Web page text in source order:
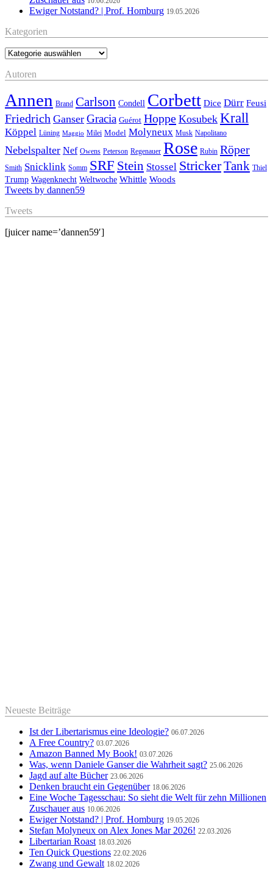
Ewiger Notstand? | Prof. Homburg 19.05.2026
Kategorien
Kategorien
Autoren
Annen Brand Carlson Condell Corbett Dice Dürr Feusi
Friedrich Ganser Gracia Guérot Hoppe Kosubek Krall
Köppel Lüning Maggio Milei Model Molyneux Musk Napolitano
Nebelspalter Nef Owens Peterson Regenauer Rose Rubin Röper
Smith Snicklink Somm SRF Stein Stossel StrickerTank Thiel
Trump Wagenknecht Weltwoche Whittle Woods
Tweets by dannen59
Tweets
[juicer name=’dannen59′]
Neueste Beiträge
Ist der Libertarismus eine Ideologie? 06.07.2026
A Free Country? 03.07.2026
Amazon Banned My Book! 03.07.2026
Was, wenn Daniele Ganser die Wahrheit sagt? 25.06.2026
Jagd auf alte Bücher 23.06.2026
Denken braucht ein Gegenüber 18.06.2026
Eine Woche Tagesschau: So sieht die Welt für zehn Millionen
Zuschauer aus 10.06.2026
Ewiger Notstand? | Prof. Homburg 19.05.2026
Stefan Molyneux on Alex Jones Mar 2026! 22.03.2026
Libertarian Roast 18.03.2026
Ten Quick Questions 22.02.2026
Zwang und Gewalt 18.02.2026